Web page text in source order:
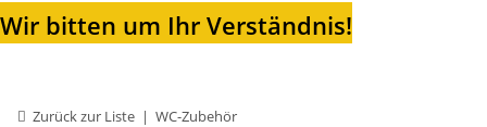
Wir bitten um Ihr Verständnis!
Zurück zur Liste WC-Zubehör